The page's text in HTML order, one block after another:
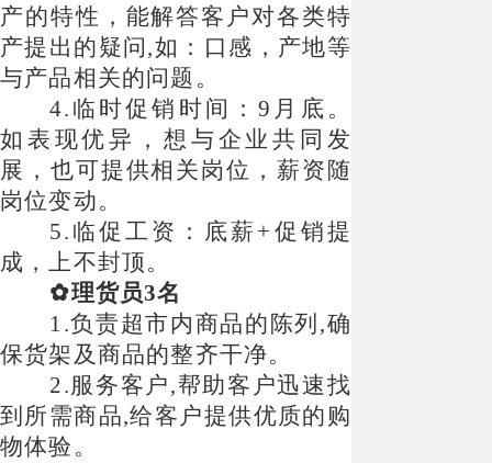
产的特性，能解答客户对各类特
产提出的疑问,如：口感，产地等
与产品相关的问题。
4.临时促销时间：9月底。
如表现优异，想与企业共同发
展，也可提供相关岗位，薪资随
岗位变动。
5.临促工资：底薪+促销提
成，上不封顶。
✿理货员3名
1.负责超市内商品的陈列,确
保货架及商品的整齐干净。
2.服务客户,帮助客户迅速找
到所需商品,给客户提供优质的购
物体验。